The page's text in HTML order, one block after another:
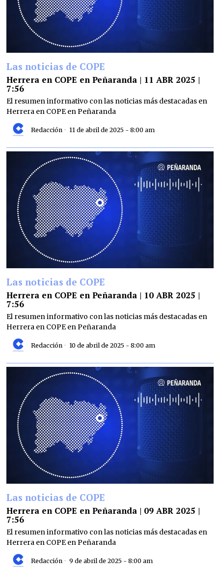
Las noticias de COPE
Herrera en COPE en Peñaranda | 11 ABR 2025 |
7:56
El resumen informativo con las noticias más destacadas en
Herrera en COPE en Peñaranda
Redacción 11 de abril de 2025 - 8:00 am
Las noticias de COPE
Herrera en COPE en Peñaranda | 10 ABR 2025 |
7:56
El resumen informativo con las noticias más destacadas en
Herrera en COPE en Peñaranda
Redacción 10 de abril de 2025 - 8:00 am
Las noticias de COPE
Herrera en COPE en Peñaranda | 09 ABR 2025 |
7:56
El resumen informativo con las noticias más destacadas en
Herrera en COPE en Peñaranda
Redacción 9 de abril de 2025 - 8:00 am